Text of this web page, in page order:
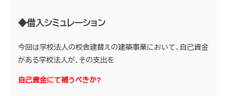
◆借入シミュレーション
今回は学校法人の校舎建替えの建築事業において、自己資金
がある学校法人が、その支出を
自己資金にて補うべきか?